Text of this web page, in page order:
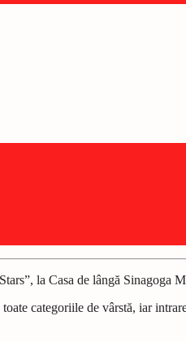
la Casa de lângă Sinagoga
categoriile de vârstă, iar